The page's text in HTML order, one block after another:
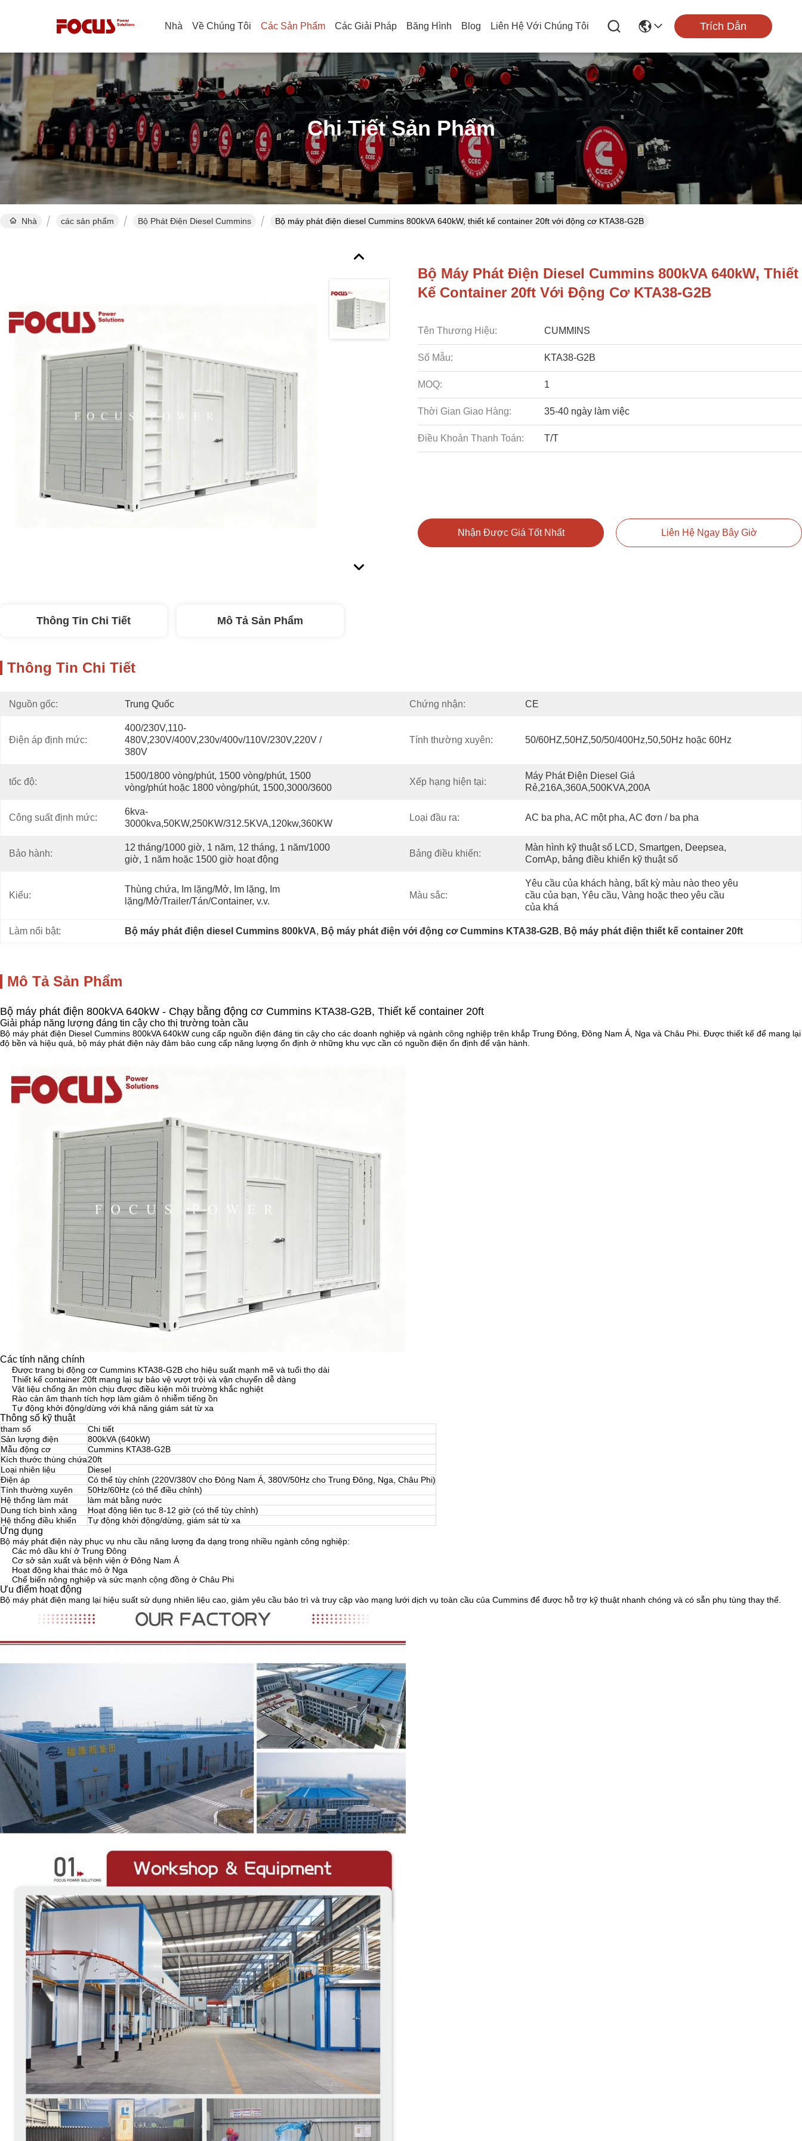
Nhà Về Chúng Tôi Các Sản Phẩm Các Giải Pháp Băng Hình Blog Liên Hệ Với Chúng Tôi Trích Dẫn
Chi Tiết Sản Phẩm
Nhà các sản phẩm Bộ Phát Điện Diesel Cummins Bộ máy phát điện diesel Cummins 800kVA 640kW, thiết kế container 20ft với động cơ KTA38-G2B
Bộ Máy Phát Điện Diesel Cummins 800kVA 640kW, Thiết
Kế Container 20ft Với Động Cơ KTA38-G2B
Tên Thương Hiệu: CUMMINS
Số Mẫu: KTA38-G2B
MOQ: 1
Thời Gian Giao Hàng: 35-40 ngày làm việc
Điều Khoản Thanh Toán: T/T
Nhận Được Giá Tốt Nhất Liên Hệ Ngay Bây Giờ
Thông Tin Chi Tiết Mô Tả Sản Phẩm
Thông Tin Chi Tiết
Nguồn gốc: Trung Quốc Chứng nhận: CE
Điện áp định mức:
400/230V,110-
480V,230V/400V,230v/400v/110V/230V,220V /
380V
Tính thường xuyên: 50/60HZ,50HZ,50/50/400Hz,50,50Hz hoặc 60Hz
tốc độ:
1500/1800 vòng/phút, 1500 vòng/phút, 1500
vòng/phút hoặc 1800 vòng/phút, 1500,3000/3600
Xếp hạng hiện tại:
Máy Phát Điện Diesel Giá
Rẻ,216A,360A,500KVA,200A
Công suất định mức:
6kva-
3000kva,50KW,250KW/312.5KVA,120kw,360KW
Loại đầu ra: AC ba pha, AC một pha, AC đơn / ba pha
Bảo hành:
12 tháng/1000 giờ, 1 năm, 12 tháng, 1 năm/1000
giờ, 1 năm hoặc 1500 giờ hoạt động
Bảng điều khiển:
Màn hình kỹ thuật số LCD, Smartgen, Deepsea,
ComAp, bảng điều khiển kỹ thuật số
Kiểu:
Thùng chứa, Im lặng/Mở, Im lặng, Im
lặng/Mở/Trailer/Tán/Container, v.v.
Màu sắc:
Yêu cầu của khách hàng, bất kỳ màu nào theo yêu
cầu của bạn, Yêu cầu, Vàng hoặc theo yêu cầu
của khá
Làm nổi bật: Bộ máy phát điện diesel Cummins 800kVA, Bộ máy phát điện với động cơ Cummins KTA38-G2B, Bộ máy phát điện thiết kế container 20ft
Mô Tả Sản Phẩm
Bộ máy phát điện 800kVA 640kW - Chạy bằng động cơ Cummins KTA38-G2B, Thiết kế container 20ft
Giải pháp năng lượng đáng tin cậy cho thị trường toàn cầu
Bộ máy phát điện Diesel Cummins 800kVA 640kW cung cấp nguồn điện đáng tin cậy cho các doanh nghiệp và ngành công nghiệp trên khắp Trung Đông, Đông Nam Á, Nga và Châu Phi. Được thiết kế để mang lại
độ bền và hiệu quả, bộ máy phát điện này đảm bảo cung cấp năng lượng ổn định ở những khu vực cần có nguồn điện ổn định để vận hành.
Các tính năng chính
Được trang bị động cơ Cummins KTA38-G2B cho hiệu suất mạnh mẽ và tuổi thọ dài
Thiết kế container 20ft mang lại sự bảo vệ vượt trội và vận chuyển dễ dàng
Vật liệu chống ăn mòn chịu được điều kiện môi trường khắc nghiệt
Rào cản âm thanh tích hợp làm giảm ô nhiễm tiếng ồn
Tự động khởi động/dừng với khả năng giám sát từ xa
Thông số kỹ thuật
tham số
Chi tiết
Sản lượng điện
800kVA (640kW)
Mẫu động cơ
Cummins KTA38-G2B
Kích thước thùng chứa20ft
Loại nhiên liệu
Diesel
Điện áp
Có thể tùy chỉnh (220V/380V cho Đông Nam Á, 380V/50Hz cho Trung Đông, Nga, Châu Phi)
Tính thường xuyên
50Hz/60Hz (có thể điều chỉnh)
Hệ thống làm mát
làm mát bằng nước
Dung tích bình xăng
Hoạt động liên tục 8-12 giờ (có thể tùy chỉnh)
Hệ thống điều khiển
Tự động khởi động/dừng, giám sát từ xa
Ứng dụng
Bộ máy phát điện này phục vụ nhu cầu năng lượng đa dạng trong nhiều ngành công nghiệp:
Các mỏ dầu khí ở Trung Đông
Cơ sở sản xuất và bệnh viện ở Đông Nam Á
Hoạt động khai thác mỏ ở Nga
Chế biến nông nghiệp và sức mạnh cộng đồng ở Châu Phi
Ưu điểm hoạt động
Bộ máy phát điện mang lại hiệu suất sử dụng nhiên liệu cao, giảm yêu cầu bảo trì và truy cập vào mạng lưới dịch vụ toàn cầu của Cummins để được hỗ trợ kỹ thuật nhanh chóng và có sẵn phụ tùng thay thế.